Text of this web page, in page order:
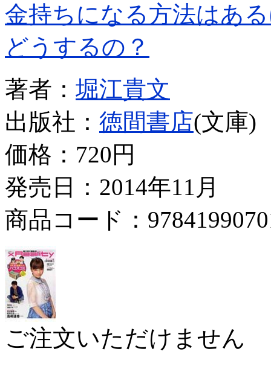
金持ちになる方法はあ
どうするの？
著者： 堀江貴文
出版社： 徳間書店(文庫)
価格： 720円
発売日：2014年11月
商品コード：
ご注文いただけません